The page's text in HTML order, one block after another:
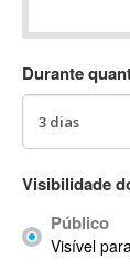
ACDSee
ACPI
Acrobat
Acrobat X
Acronis
Actian
Durante
Visibilidade
Público
Visível